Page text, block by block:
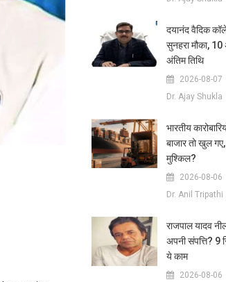
दयानंद वैदिक
सुनहरा मौका,
अंतिम तिथि
2026-08-07
Dr. Ajay Shukla
भारतीय
बाजार तो खुल
मुश्किल?
2026-08-06
Dr. Anil Tripathi
राजपाल यादव
अपनी संपत्ति? 9
ये काम
2026-08-06